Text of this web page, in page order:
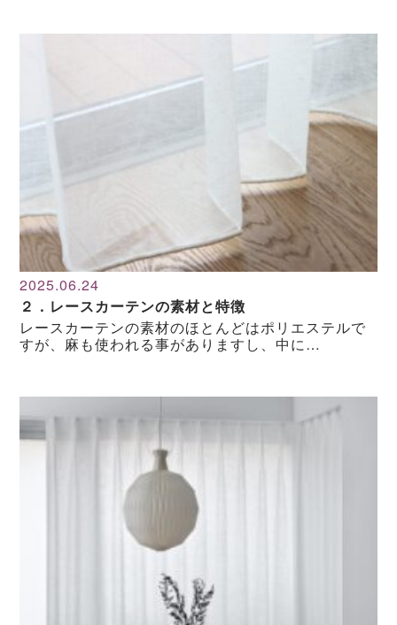
2025.06.24
２．レースカーテンの素材と特徴
レースカーテンの素材のほとんどはポリエステルで
すが、麻も使われる事がありますし、中に…